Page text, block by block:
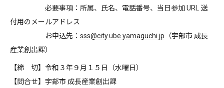
必要事項：所属、氏名、電話番号、当日参加 URL 送
付用のメールアドレス
お申込先： sss@city.ube.yamaguchi.jp （宇部市 成長
産業創出課）
【締 切】令和３年９月１５日（水曜日）
【問合せ】宇部市 成長産業創出課